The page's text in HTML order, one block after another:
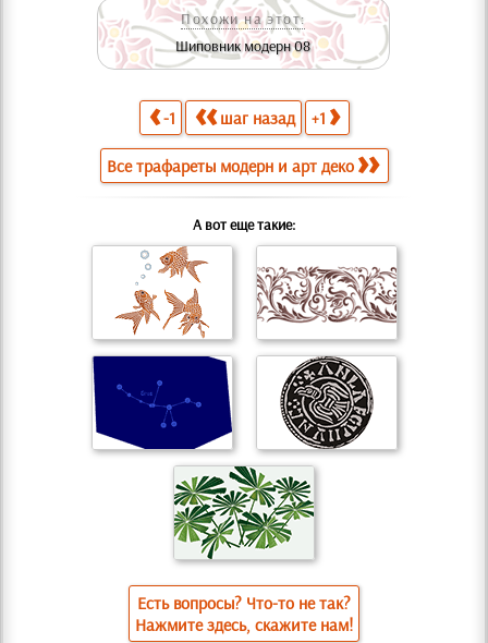
Похожи на этот:
Шиповник модерн 08
-1 шаг назад +1
Все трафареты модерн и арт деко
А вот еще такие:
Есть вопросы? Что-то не так?
Нажмите здесь, скажите нам!